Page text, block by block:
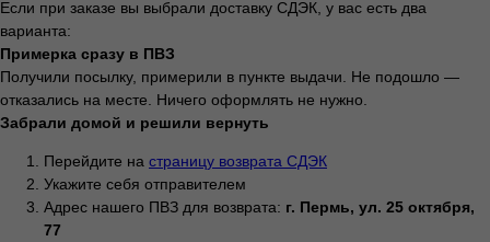
Если при заказе вы выбрали доставку СДЭК, у вас есть два
варианта:
Примерка сразу в ПВЗ
Получили посылку, примерили в пункте выдачи. Не подошло —
отказались на месте. Ничего оформлять не нужно.
Забрали домой и решили вернуть
Перейдите на страницу возврата СДЭК
Укажите себя отправителем
Адрес нашего ПВЗ для возврата: г. Пермь, ул. 25 октября,
77
Доставка и
оплата
Блог
О бренде
Стать
Контакты Сотрудничество
Подарочные
сертификаты
конфиденциальности
Согласие на обработку
персональных данных